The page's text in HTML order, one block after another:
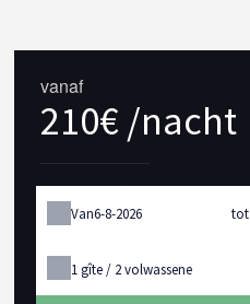
vanaf
210€ /nacht
Van tot
1gîte / 2volwassene